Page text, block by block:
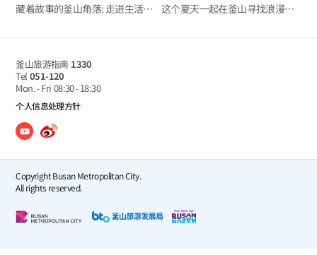
藏着故事的釜山角落: 走进生活里的历史，感受城市深处的温度 这个夏天一起在釜山寻找浪漫感性和治愈吧！
釜山旅游指南 1330
Tel 051-120
Mon. - Fri 08:30 - 18:30
个人信息处理方针
Copyright Busan Metropolitan City.
All rights reserved.